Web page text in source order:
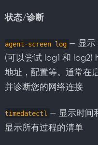
状态/诊断
agent-screen log — 显示
(可以尝试 log1 和
地址，配置等。通常
并诊断您的网络连接
timedatectl — 显示时间
显示所有过程的清单